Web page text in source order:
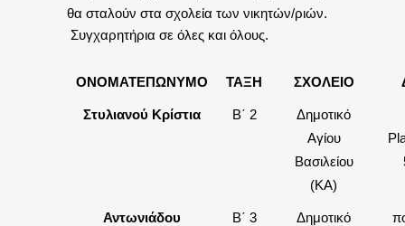
θα σταλούν στα σχολεία των νικητών/ριών.
Συγχαρητήρια σε όλες και όλους.
ΟΝΟΜΑΤΕΠΩΝΥΜΟ ΤΑΞΗ ΣΧΟΛΕΙΟ
Στυλιανού Κρίστια Β΄ 2
Δημοτικό
Αγίου
Βασιλείου
(ΚΑ)
Αντωνιάδου
B΄ 3
Δημοτικό